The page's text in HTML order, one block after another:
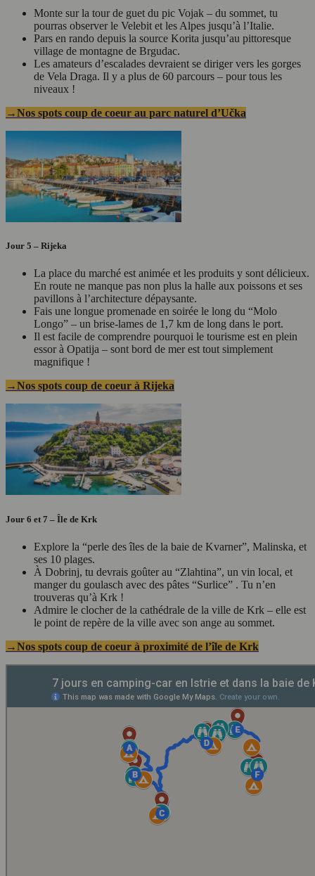
Monte sur la tour de guet du pic Vojak – du sommet, tu
pourras observer le Velebit et les Alpes jusqu’à l’Italie.
Pars en rando depuis la source Korita jusqu’au pittoresque
village de montagne de Brgudac.
Les amateurs d’escalades devraient se diriger vers les gorges
de Vela Draga. Il y a plus de 60 parcours – pour tous les
niveaux !
→Nos spots coup de coeur au parc naturel d’Učka
Jour 5 – Rijeka
La place du marché est animée et les produits y sont délicieux.
En route ne manque pas non plus la halle aux poissons et ses
pavillons à l’architecture dépaysante.
Fais une longue promenade en soirée le long du “Molo
Longo” – un brise-lames de 1,7 km de long dans le port.
Il est facile de comprendre pourquoi le tourisme est en plein
essor à Opatija – sont bord de mer est tout simplement
magnifique !
→Nos spots coup de coeur à Rijeka
Jour 6 et 7 – Île de Krk
Explore la “perle des îles de la baie de Kvarner”, Malinska, et
ses 10 plages.
À Dobrinj, tu devrais goûter au “Zlahtina”, un vin local, et
manger du goulasch avec des pâtes “Surlice” . Tu n’en
trouveras qu’à Krk !
Admire le clocher de la cathédrale de la ville de Krk – elle est
le point de repère de la ville avec son ange au sommet.
→Nos spots coup de coeur à proximité de l’île de Krk